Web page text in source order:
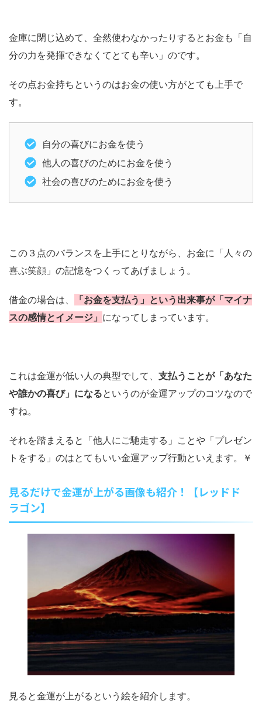
金庫に閉じ込めて、全然使わなかったりするとお金も「自
分の力を発揮できなくてとても辛い」のです。
その点お金持ちというのはお金の使い方がとても上手で
す。
自分の喜びにお金を使う
他人の喜びのためにお金を使う
社会の喜びのためにお金を使う
この３点のバランスを上手にとりながら、お金に「人々の
喜ぶ笑顔」の記憶をつくってあげましょう。
借金の場合は、
「お金を支払う」という出来事が「マイナ
スの感情とイメージ」 になってしまっています。
これは金運が低い人の典型でして、 支払うことが「あなた
や誰かの喜び」になるというのが金運アップのコツなので
すね。
それを踏まえると「他人にご馳走する」ことや「プレゼン
トをする」のはとてもいい金運アップ行動といえます。￥
見るだけで金運が上がる画像も紹介！【レッドド
ラゴン】
見ると金運が上がるという絵を紹介します。